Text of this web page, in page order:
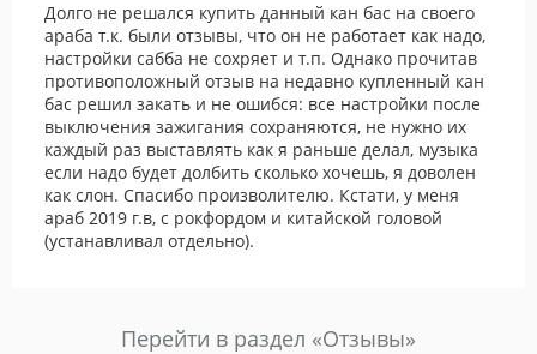
Долго не решался купить данный кан бас на своего
араба т.к. были отзывы, что он не работает как надо,
настройки сабба не сохряет и т.п. Однако прочитав
противоположный отзыв на недавно купленный кан
бас решил закать и не ошибся: все настройки после
выключения зажигания сохраняются, не нужно их
каждый раз выставлять как я раньше делал, музыка
если надо будет долбить сколько хочешь, я доволен
как слон. Спасибо произволителю. Кстати, у меня
араб 2019 г.в, с рокфордом и китайской головой
(устанавливал отдельно).
Перейти в раздел «Отзывы»